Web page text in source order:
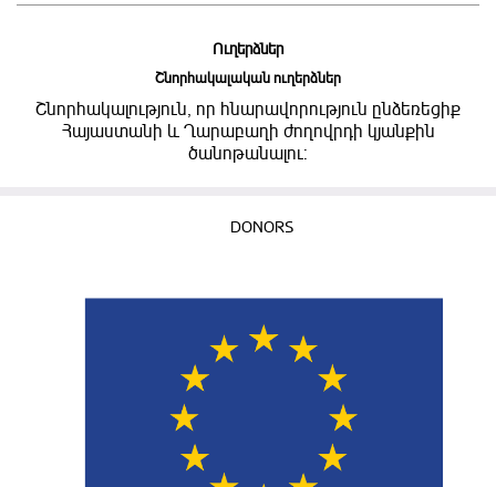
Ուղերձներ
Շնորհակալական ուղերձներ
Շնորհակալություն, որ հնարավորություն ընձեռեցիք
Հայաստանի և Ղարաբաղի ժողովրդի կյանքին
ծանոթանալու:
DONORS